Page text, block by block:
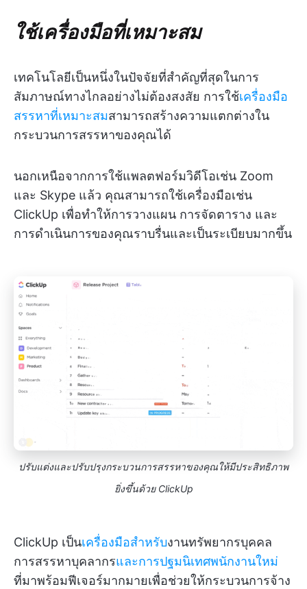
ใช้เครื่องมือที่เหมาะสม
เทคโนโลยีเป็นหนึ่งในปัจจัยที่สำคัญที่สุดในการ
สัมภาษณ์ทางไกลอย่างไม่ต้องสงสัย การใช้เครื่องมือ
สรรหาที่เหมาะสมสามารถสร้างความแตกต่างใน
กระบวนการสรรหาของคุณได้
นอกเหนือจากการใช้แพลตฟอร์มวิดีโอเช่น Zoom
และ Skype แล้ว คุณสามารถใช้เครื่องมือเช่น
ClickUp เพื่อทำให้การวางแผน การจัดตาราง และ
การดำเนินการของคุณราบรื่นและเป็นระเบียบมากขึ้น
ปรับแต่งและปรับปรุงกระบวนการสรรหาของคุณให้มีประสิทธิภาพ
ยิ่งขึ้นด้วย ClickUp
ClickUp เป็นเครื่องมือสำหรับงานทรัพยากรบุคคล
การสรรหาบุคลากรและการปฐมนิเทศพนักงานใหม่
ที่มาพร้อมฟีเจอร์มากมายเพื่อช่วยให้กระบวนการจ้าง